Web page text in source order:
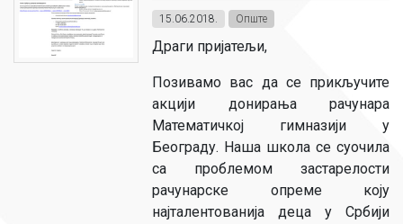
15.06.2018. Опште
Драги пријатељи,
Позивамо вас да се прикључите
акцији донирања рачунара
Математичкој гимназији у
Београду. Наша школа се суочила
са проблемом застарелости
рачунарске опреме коју
најталентованија деца у Србији